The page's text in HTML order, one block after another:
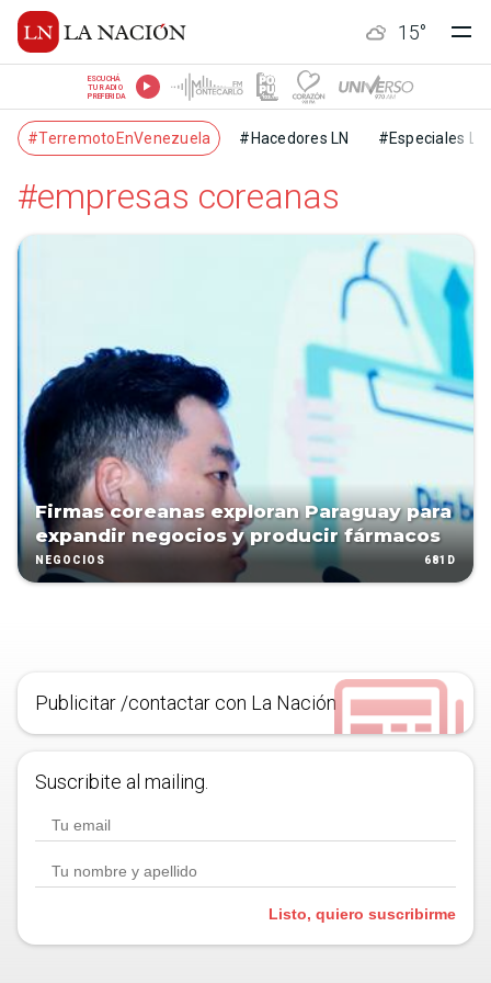
15°
ESCUCHÁ
TU RADIO
PREFERIDA
#TerremotoEnVenezuela #Hacedores LN #Especiales LN
#empresas coreanas
Firmas coreanas exploran Paraguay para
expandir negocios y producir fármacos
NEGOCIOS 681D
Publicitar /contactar con La Nación
Suscribite al mailing.
Listo, quiero suscribirme